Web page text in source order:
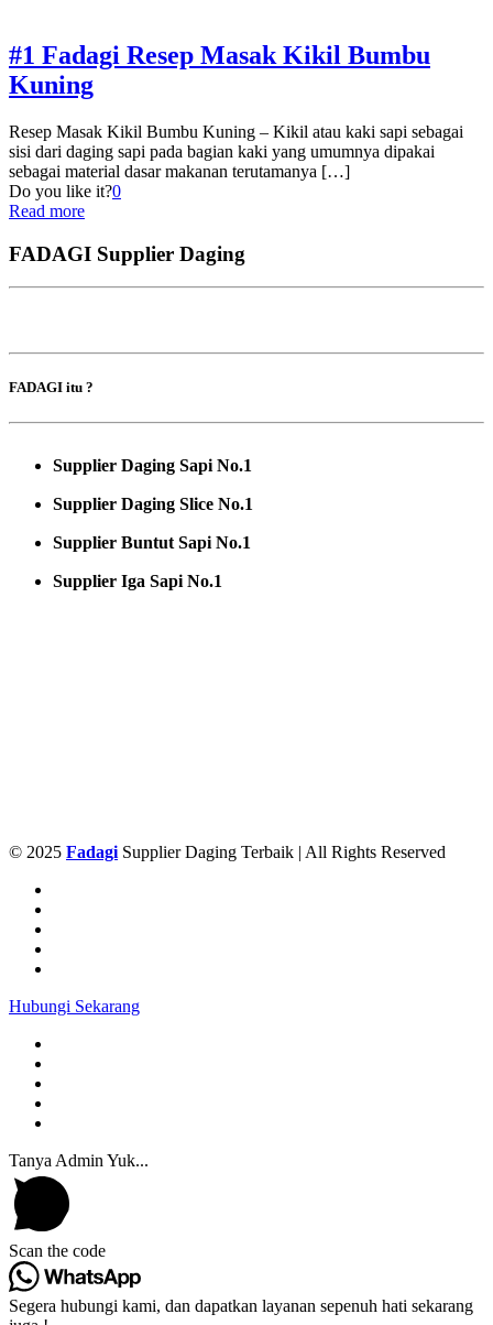
#1 Fadagi Resep Masak Kikil Bumbu
Kuning
Resep Masak Kikil Bumbu Kuning – Kikil atau kaki sapi sebagai
sisi dari daging sapi pada bagian kaki yang umumnya dipakai
sebagai material dasar makanan terutamanya […]
Do you like it?0
Read more
FADAGI Supplier Daging
FADAGI itu ?
Supplier Daging Sapi No.1
Supplier Daging Slice No.1
Supplier Buntut Sapi No.1
Supplier Iga Sapi No.1
© 2025 Fadagi Supplier Daging Terbaik | All Rights Reserved
Hubungi Sekarang
Tanya Admin Yuk...
Scan the code
Segera hubungi kami, dan dapatkan layanan sepenuh hati sekarang